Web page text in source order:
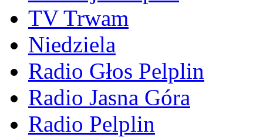
TV Trwam
Niedziela
Radio Głos Pelplin
Radio Jasna Góra
Radio Pelplin